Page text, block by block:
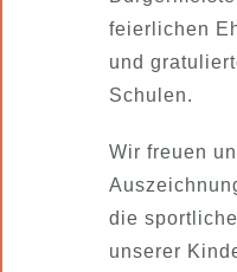
feierlichen
und
Schulen.
Wir freuen
die
unserer